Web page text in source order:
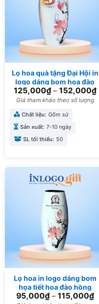
Lọ hoa quà tặng Đại Hội in
logo dáng bom hoa đào
LH-20
125,000₫– 152,000₫
Giá tham khảo theo số lượng
Chất liệu: Gốm sứ
Sản xuất: 7-10 ngày
SL tối thiểu: 50
Lọ hoa in logo dáng bom
họa tiết hoa đào hồng
21cm LH-05
95,000₫– 115,000₫